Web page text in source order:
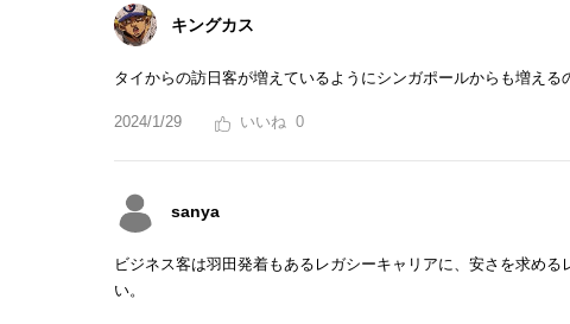
キングカス
タイからの訪日客が増えているようにシンガポールからも増える
2024/1/29 0
sanya
ビジネス客は羽田発着もあるレガシーキャリアに、安さを求め
い。